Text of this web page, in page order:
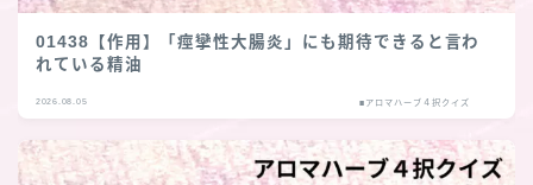
01438【作用】「痙攣性大腸炎」にも期待できると言わ
れている精油
2026.08.05 ■アロマハーブ４択クイズ